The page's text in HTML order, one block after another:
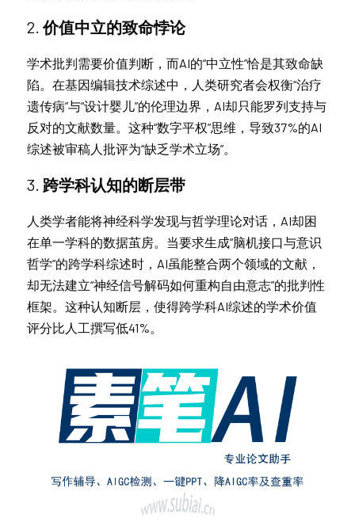
2. 价值中立的致命悖论
学术批判需要价值判断，而AI的“中立性”恰是其致命缺
陷。在基因编辑技术综述中，人类研究者会权衡“治疗
遗传病”与“设计婴儿”的伦理边界，AI却只能罗列支持与
反对的文献数量。这种“数字平权”思维，导致37%的AI
综述被审稿人批评为“缺乏学术立场”。
3. 跨学科认知的断层带
人类学者能将神经科学发现与哲学理论对话，AI却困
在单一学科的数据茧房。当要求生成“脑机接口与意识
哲学”的跨学科综述时，AI虽能整合两个领域的文献，
却无法建立“神经信号解码如何重构自由意志”的批判性
框架。这种认知断层，使得跨学科AI综述的学术价值
评分比人工撰写低41%。